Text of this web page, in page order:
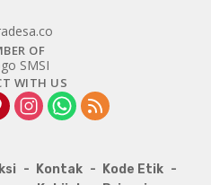
OF
WITH US
Kontak
Kode Etik